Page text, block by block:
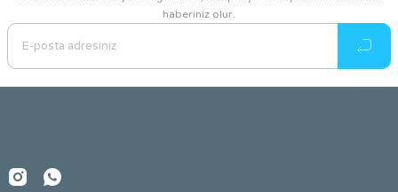
Ürün resmi kalitesiz, bozuk veya görüntülenemiyor.
Ürün açıklamasında eksik bilgiler bulunuyor.
Ürün bilgilerinde hatalar bulunuyor.
haberiniz olur.